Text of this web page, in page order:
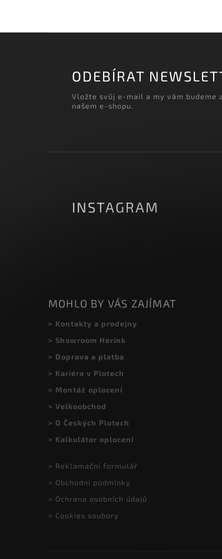
MOHLO BY VÁS ZAJÍMAT
> Kontakty a prodejny
> Showroom Herink
> Doprava a platba
> Kariéra v Plotech
> Montáž oplocení
> O Českých Plotech
> Kalkulátor oplocení
> Reklamační formulář